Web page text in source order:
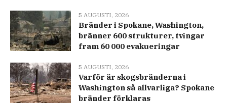
5 AUGUSTI, 2026
Bränder i Spokane, Washington,
bränner 600 strukturer, tvingar
fram 60 000 evakueringar
5 AUGUSTI, 2026
Varför är skogsbränderna i
Washington så allvarliga? Spokane
bränder förklaras